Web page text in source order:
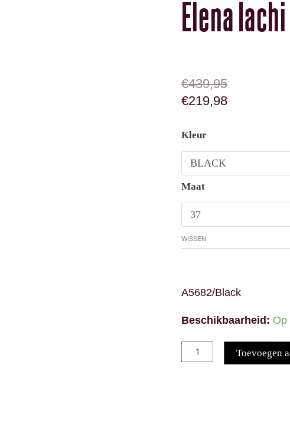
Elena
€439,95
€219,98
HUIDIGE PRIJS
Kleur
Maat
WISSEN
A5682/Black
Beschikbaarheid: Op
Elena Iachi A5682
Toevoegen